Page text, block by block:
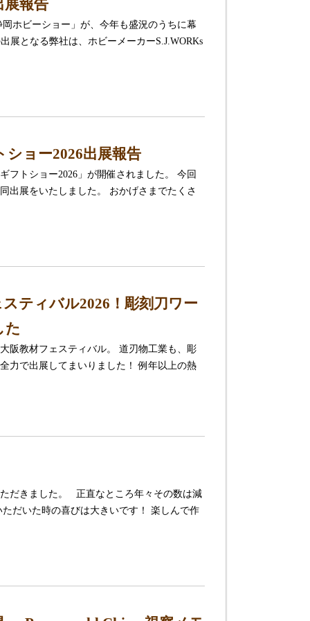
展報告
ホビーショー」が、今年も盛況のうちに幕
展となる弊社は、ホビーメーカーS.J.WORKs
ョー2026出展報告
フトショー2026」が開催されました。 今回
出展をいたしました。 おかげさまでたくさ
ティバル2026！彫刻刀ワー
た
阪教材フェスティバル。 道刃物工業も、彫
力で出展してまいりました！ 例年以上の熱
だきました。 正直なところ年々その数は減
だいた時の喜びは大きいです！ 楽しんで作